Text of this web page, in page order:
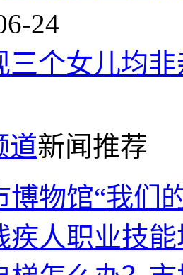
24
三个女儿均
道新闻推荐
博物馆“我们
疾人职业技